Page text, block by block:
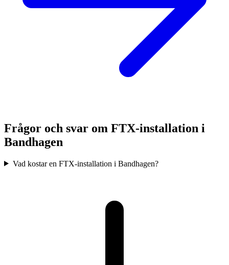
Frågor och svar om FTX-installation i
Bandhagen
Vad kostar en FTX-installation i Bandhagen?